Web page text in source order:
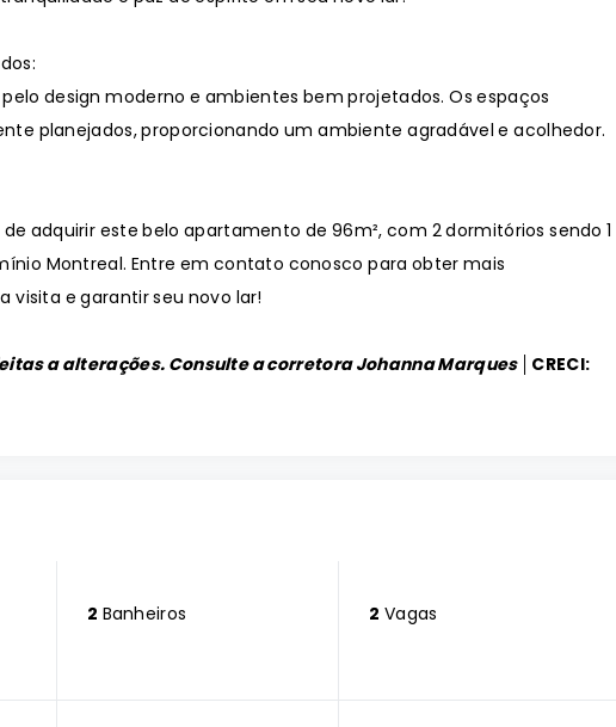
design moderno e ambientes bem projetados. Os espaços
planejados, proporcionando um ambiente agradável e acolhedor.
adquirir este belo apartamento de 96m², com 2 dormitórios sendo 1
Montreal. Entre em contato conosco para obter mais
visita e garantir seu novo lar!
a alterações. Consulte a corretora Johanna Marques │ CRECI:
2 Banheiros 2 Vagas